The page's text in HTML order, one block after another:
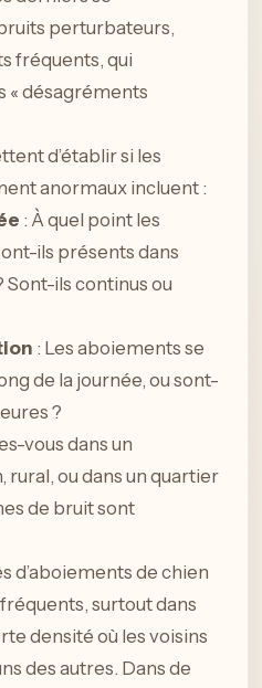
perturbateurs,
fréquents, qui
« désagréments
d’établir si les
anormaux incluent :
: À quel point les
ils présents dans
ils continus ou
: Les aboiements se
de la journée, ou sont-
?
vous dans un
ou dans un quartier
de bruit sont
d’aboiements de chien
surtout dans
densité où les voisins
des autres. Dans de